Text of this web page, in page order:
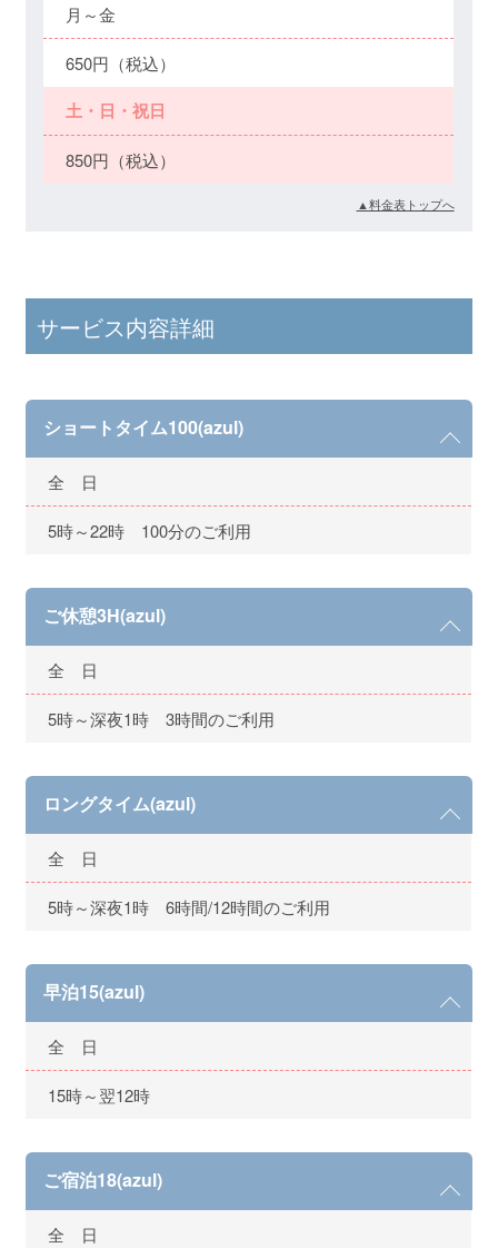
月～金
650円（税込）
土・日・祝日
850円（税込）
▲料金表トップへ
サービス内容詳細
ショートタイム100(azul)
全 日
5時～22時 100分のご利用
ご休憩3H(azul)
全 日
5時～深夜1時 3時間のご利用
ロングタイム(azul)
全 日
5時～深夜1時 6時間/12時間のご利用
早泊15(azul)
全 日
15時～翌12時
ご宿泊18(azul)
全 日